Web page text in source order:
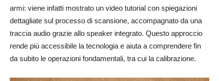
armi: viene infatti mostrato un video tutorial con spiegazioni
dettagliate sul processo di scansione, accompagnato da una
traccia audio grazie allo speaker integrato. Questo approccio
rende più accessibile la tecnologia e aiuta a comprendere fin
da subito le operazioni fondamentali, tra cui la calibrazione.